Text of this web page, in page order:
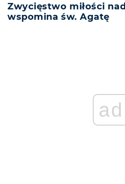
Zwycięstwo miłości
wspomina św. Agatę
ad